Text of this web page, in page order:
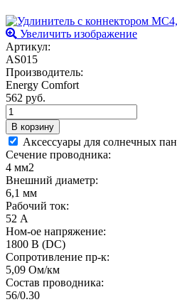
Увеличить изображение
Артикул:
AS015
Производитель:
Energy Comfort
562 руб.
Аксессуары для солнечных
Сечение проводника:
4 мм2
Внешний диаметр:
6,1 мм
Рабочий ток:
52 А
Ном-ое напряжение:
1800 В (DC)
Сопротивление пр-к:
5,09 Ом/км
Состав проводника:
56/0.30